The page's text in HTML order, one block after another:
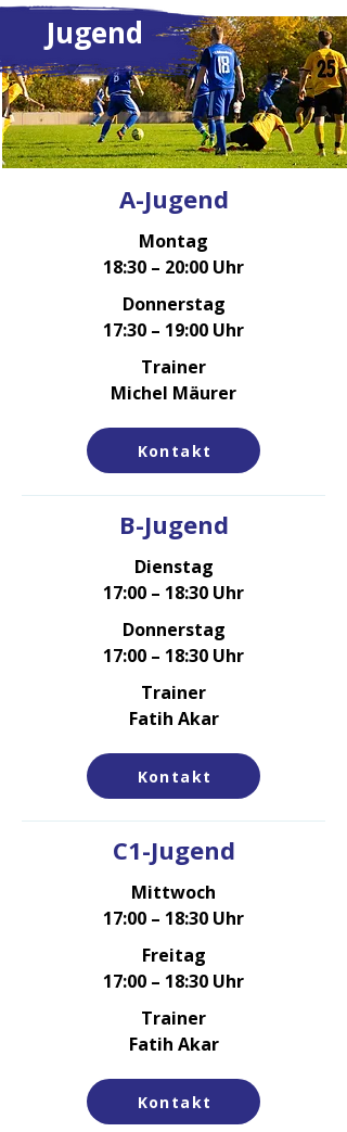
Jugend
A-Jugend
Montag
18:30 – 20:00 Uhr
Donnerstag
17:30 – 19:00 Uhr
Trainer
Michel Mäurer
Kontakt
B-Jugend
Dienstag
17:00 – 18:30 Uhr
Donnerstag
17:00 – 18:30 Uhr
Trainer
Fatih Akar
Kontakt
C1-Jugend
Mittwoch
17:00 – 18:30 Uhr
Freitag
17:00 – 18:30 Uhr
Trainer
Fatih Akar
Kontakt